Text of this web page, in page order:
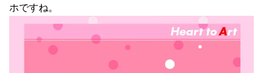
ホですね。